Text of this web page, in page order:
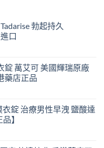
勃起持久
口
錠 萬艾可 美國輝瑞原廠
藥店正品
錠 治療男性早洩 鹽酸達
】